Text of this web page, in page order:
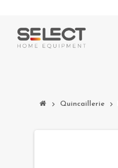
chevron_right Quincaillerie chevron_right